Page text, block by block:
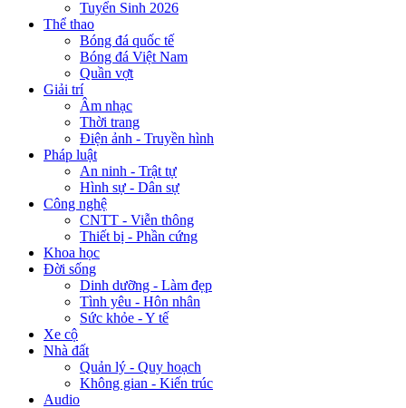
Tuyển Sinh 2026
Thể thao
Bóng đá quốc tế
Bóng đá Việt Nam
Quần vợt
Giải trí
Âm nhạc
Thời trang
Điện ảnh - Truyền hình
Pháp luật
An ninh - Trật tự
Hình sự - Dân sự
Công nghệ
CNTT - Viễn thông
Thiết bị - Phần cứng
Khoa học
Đời sống
Dinh dưỡng - Làm đẹp
Tình yêu - Hôn nhân
Sức khỏe - Y tế
Xe cộ
Nhà đất
Quản lý - Quy hoạch
Không gian - Kiến trúc
Audio